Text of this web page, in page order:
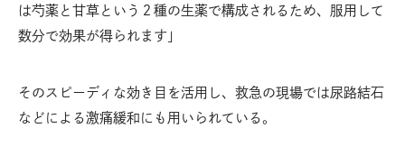
は芍薬と甘草という２種の生薬で構成されるため、服用して
数分で効果が得られます」
そのスピーディな効き目を活用し、救急の現場では尿路結石
などによる激痛緩和にも用いられている。